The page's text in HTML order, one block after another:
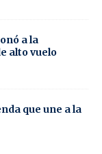
a la
alto vuelo
que une a la